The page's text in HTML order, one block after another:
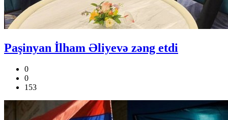
Paşinyan İlham Əliyevə zəng etdi
0
0
153